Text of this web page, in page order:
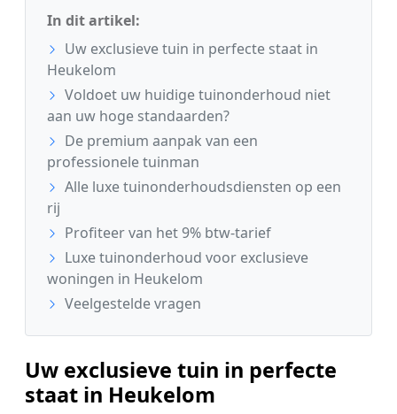
In dit artikel:
Uw exclusieve tuin in perfecte staat in
Heukelom
Voldoet uw huidige tuinonderhoud niet
aan uw hoge standaarden?
De premium aanpak van een
professionele tuinman
Alle luxe tuinonderhoudsdiensten op een
rij
Profiteer van het 9% btw-tarief
Luxe tuinonderhoud voor exclusieve
woningen in Heukelom
Veelgestelde vragen
Uw exclusieve tuin in perfecte
staat in Heukelom